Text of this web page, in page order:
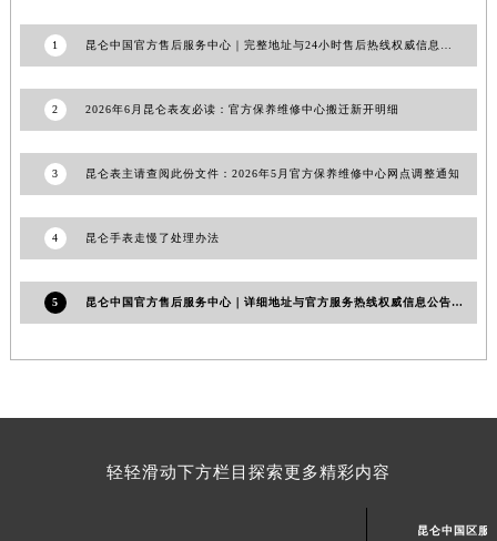
1
2 2026年6月昆仑表友必读：官方保养维修中心搬迁新开明细
3 昆仑表主请查阅此份文件：2026年5月官方保养维修中心网点调整通知
4 昆仑手表走慢了处理办法
5 昆仑中国官方售后服务中心｜详细地址与官方服务热线权威信息公告（2026年7月最新）
轻轻滑动下方栏目探索更多精彩内容
昆仑中国区服